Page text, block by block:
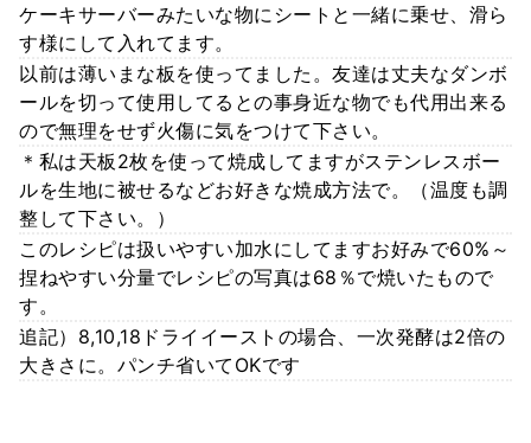
ケーキサーバーみたいな物にシートと一緒に乗せ、滑ら
す様にして入れてます。
以前は薄いまな板を使ってました。友達は丈夫なダンボ
ールを切って使用してるとの事身近な物でも代用出来る
ので無理をせず火傷に気をつけて下さい。
＊私は天板2枚を使って焼成してますがステンレスボー
ルを生地に被せるなどお好きな焼成方法で。（温度も調
整して下さい。）
このレシピは扱いやすい加水にしてますお好みで60%～
捏ねやすい分量でレシピの写真は68％で焼いたもので
す。
追記）8,10,18ドライイーストの場合、一次発酵は2倍の
大きさに。パンチ省いてOKです